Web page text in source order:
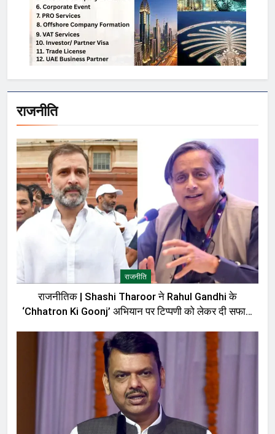
राजनीति
राजनीति
राजनीतिक | Shashi Tharoor ने Rahul Gandhi के
‘Chhatron Ki Goonj’ अभियान पर टिप्पणी को लेकर दी सफाई,